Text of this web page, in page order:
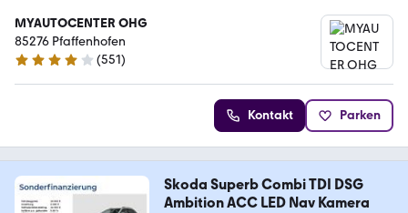
MYAUTOCENTER OHG
85276 Pfaffenhofen
4.2 Sterne
(551)
Kontakt Parken
Skoda Superb Combi TDI DSG
Ambition ACC LED Nav Kamera